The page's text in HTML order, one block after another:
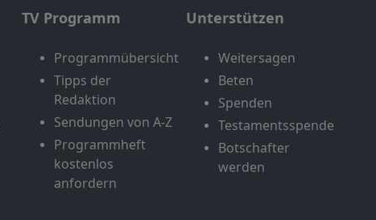
TV Programm
Programmübersicht
Tipps der
Redaktion
Sendungen von A-Z
Programmheft
kostenlos
anfordern
Unterstützen
Weitersagen
Beten
Spenden
Testamentsspende
Botschafter
werden